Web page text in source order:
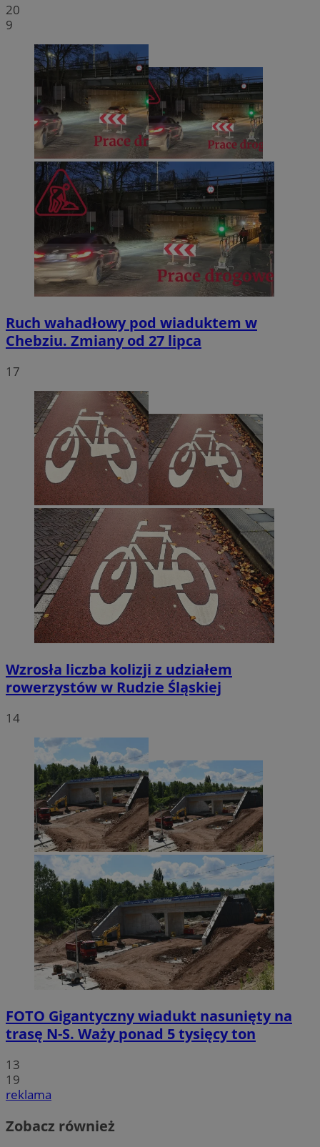
20
9
Ruch wahadłowy pod wiaduktem w
Chebziu. Zmiany od 27 lipca
17
Wzrosła liczba kolizji z udziałem
rowerzystów w Rudzie Śląskiej
14
FOTO Gigantyczny wiadukt nasunięty na
trasę N-S. Waży ponad 5 tysięcy ton
13
19
reklama
Zobacz również